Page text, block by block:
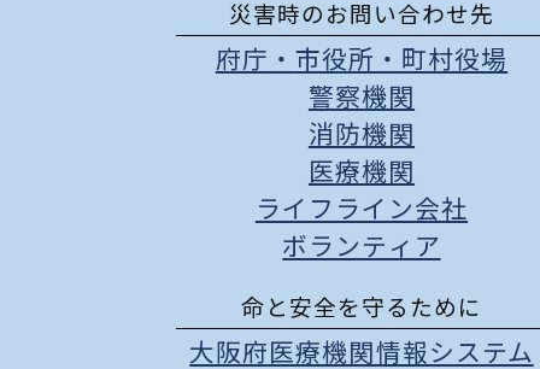
災害時のお問い合わせ先
府庁 ・ 市役所 ・ 町村役場
警察機関
消防機関
医療機関
ライフライン会社
ボランティア
命と安全を守るために
大阪府医療機関情報システム